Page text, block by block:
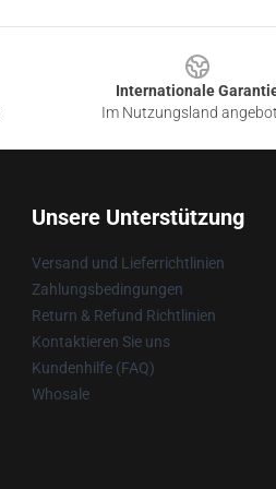
Internationale
Im Nutzungsland
Unsere Unterstützung
Versand und Lieferrichtlinien
Zahlungsbedingungen
Return & Refund Richtlinien
Kontaktieren Sie uns
Kundenhilfe (FAQ)
Whosale